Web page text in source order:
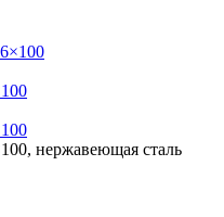
нержавеющая сталь